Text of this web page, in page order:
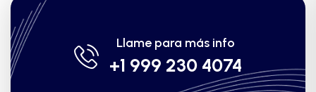
Llame para más info
+1 999 230 4074